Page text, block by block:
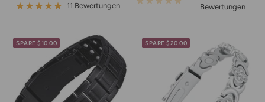
11 Bewertungen
Bewertungen
SPARE $10.00 SPARE $20.00